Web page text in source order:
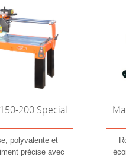
200 Special
polyvalente et
précise avec